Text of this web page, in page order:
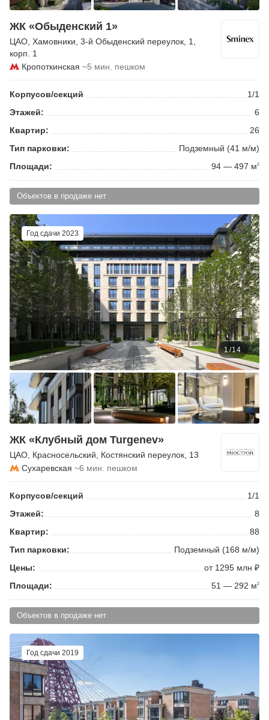
ЖК «Обыденский 1»
ЦАО Хамовники 3-й Обыденский переулок , 1,
корп. 1
Кропоткинская ~5 мин. пешком
Корпусов/секций
1/1
Этажей:
6
Квартир:
26
Тип парковки:
Подземный (41 м/м)
Площади:
94 — 497 м2
Объектов в продаже нет
Год сдачи 2023
1/14
ЖК «Клубный дом Turgenev»
ЦАО Красносельский Костянский переулок , 13
Сухаревская ~6 мин. пешком
Корпусов/секций
1/1
Этажей:
8
Квартир:
88
Тип парковки:
Подземный (168 м/м)
Цены:
от 1295 млн ₽
Площади:
51 — 292 м2
Объектов в продаже нет
Год сдачи 2019